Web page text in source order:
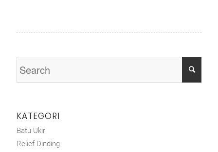
KATEGORI
Batu Ukir
Relief Dinding